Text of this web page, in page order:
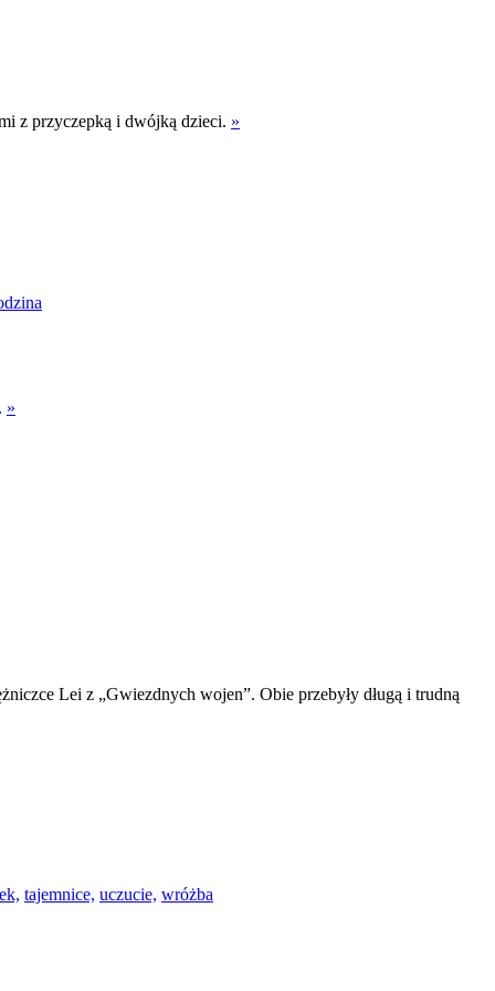
z przyczepką i dwójką dzieci. »
»
Lei z „Gwiezdnych wojen”. Obie przebyły długą i trudną
tajemnice, uczucie, wróżba